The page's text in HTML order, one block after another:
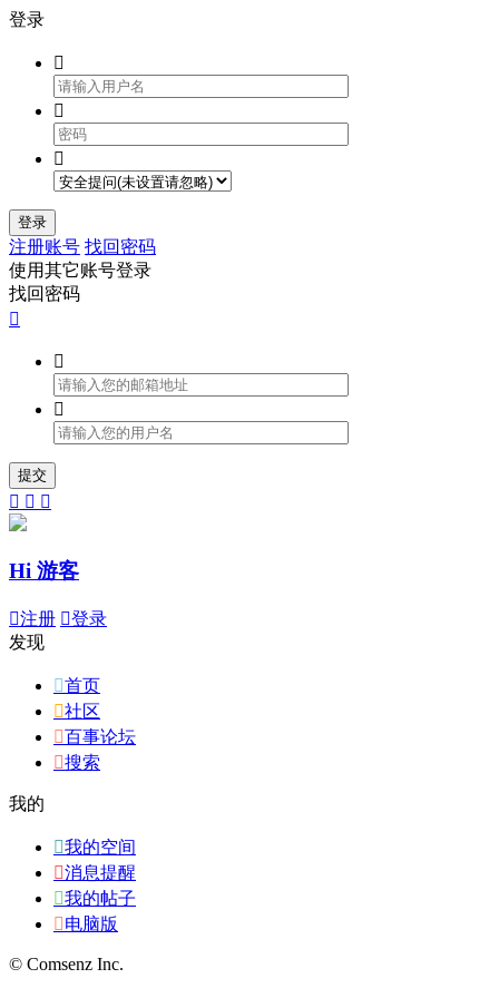
登录



登录
注册账号 找回密码
使用其它账号登录
找回密码



提交
  
Hi 游客
注册 登录
发现
首页
社区
百事论坛
搜索
我的
我的空间
消息提醒
我的帖子
电脑版
© Comsenz Inc.